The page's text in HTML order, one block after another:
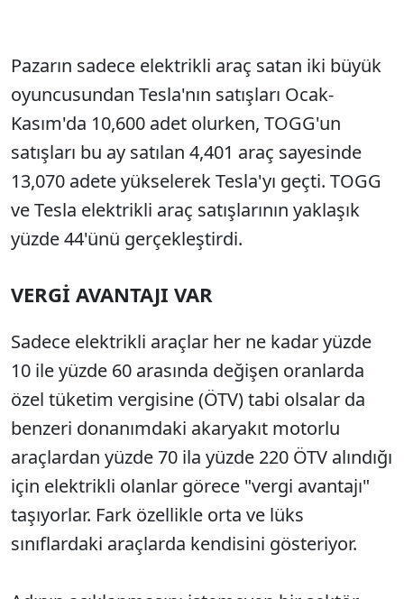
Pazarın sadece elektrikli araç satan iki büyük
oyuncusundan Tesla'nın satışları Ocak-
Kasım'da 10,600 adet olurken, TOGG'un
satışları bu ay satılan 4,401 araç sayesinde
13,070 adete yükselerek Tesla'yı geçti. TOGG
ve Tesla elektrikli araç satışlarının yaklaşık
yüzde 44'ünü gerçekleştirdi.
VERGİ AVANTAJI VAR
Sadece elektrikli araçlar her ne kadar yüzde
10 ile yüzde 60 arasında değişen oranlarda
özel tüketim vergisine (ÖTV) tabi olsalar da
benzeri donanımdaki akaryakıt motorlu
araçlardan yüzde 70 ila yüzde 220 ÖTV alındığı
için elektrikli olanlar görece "vergi avantajı"
taşıyorlar. Fark özellikle orta ve lüks
sınıflardaki araçlarda kendisini gösteriyor.